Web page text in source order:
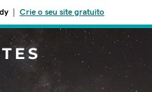
Crie o seu site gratuito